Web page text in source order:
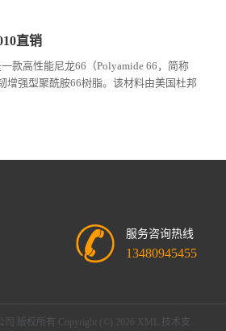
直销
款高性能尼龙66（Polyamide 66，简称
增强型聚酰胺66树脂。该材料由美国杜邦
服务咨询热线
13480945455
司 版权所有 Copyright (©) 2026 XML 技术支